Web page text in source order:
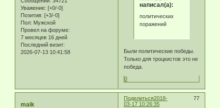
Уважение: [+0/-0]
Позитив: [+3/-0]
Пол: Мужской
Провел на форуме:
7 месяцев 16 дней
Последний визит:
2026-07-13 10:41:58
написал(а):
политических
поражений
Были политические победы.
Только для троцкистов это не
победа.
0
Поделиться 77
2018-
03-17 10:26:35
maik